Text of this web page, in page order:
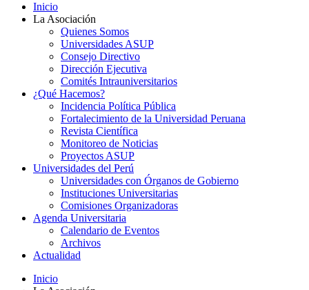
Inicio
La Asociación
Quienes Somos
Universidades ASUP
Consejo Directivo
Dirección Ejecutiva
Comités Intrauniversitarios
¿Qué Hacemos?
Incidencia Política Pública
Fortalecimiento de la Universidad Peruana
Revista Científica
Monitoreo de Noticias
Proyectos ASUP
Universidades del Perú
Universidades con Órganos de Gobierno
Instituciones Universitarias
Comisiones Organizadoras
Agenda Universitaria
Calendario de Eventos
Archivos
Actualidad
Inicio